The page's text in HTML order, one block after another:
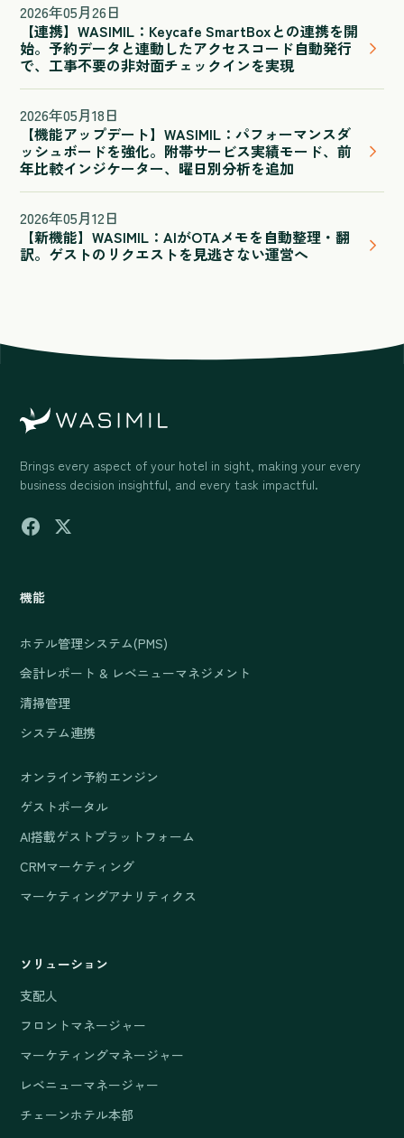
2026年05月26日
【連携】WASIMIL：Keycafe SmartBoxとの連携を開
始。予約データと連動したアクセスコード自動発行
で、工事不要の非対面チェックインを実現
2026年05月18日
【機能アップデート】WASIMIL：パフォーマンスダ
ッシュボードを強化。附帯サービス実績モード、前
年比較インジケーター、曜日別分析を追加
2026年05月12日
【新機能】WASIMIL：AIがOTAメモを自動整理・翻
訳。ゲストのリクエストを見逃さない運営へ
Brings every aspect of your hotel in sight, making your every
business decision insightful, and every task impactful.
機能
ホテル管理システム(PMS)
会計レポート & レベニューマネジメント
清掃管理
システム連携
オンライン予約エンジン
ゲストポータル
AI搭載ゲストプラットフォーム
CRMマーケティング
マーケティングアナリティクス
ソリューション
支配人
フロントマネージャー
マーケティングマネージャー
レベニューマネージャー
チェーンホテル本部